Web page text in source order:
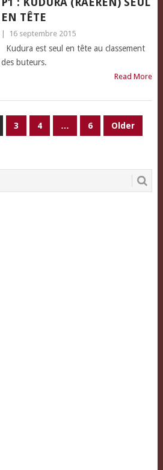
EN TÊTE
16 septembre 2015
Kudura est seul en tête au classement
des buteurs.
Read More
3 4 … 6 Older